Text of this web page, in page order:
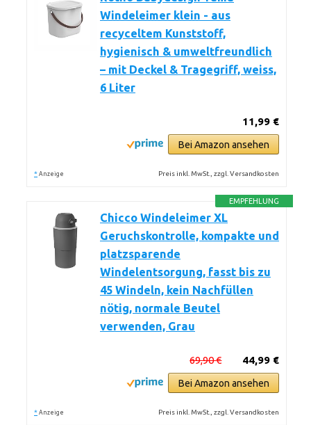
Windeleimer klein - aus
recyceltem Kunststoff,
hygienisch & umweltfreundlich
– mit Deckel & Tragegriff, weiss,
6 Liter
11,99 €
Bei Amazon ansehen
* Anzeige Preis inkl. MwSt., zzgl. Versandkosten
EMPFEHLUNG
Chicco Windeleimer XL
Geruchskontrolle, kompakte und
platzsparende
Windelentsorgung, fasst bis zu
45 Windeln, kein Nachfüllen
nötig, normale Beutel
verwenden, Grau
44,99 €
69,90 €
Bei Amazon ansehen
* Anzeige Preis inkl. MwSt., zzgl. Versandkosten